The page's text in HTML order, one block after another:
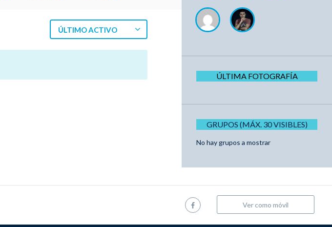
ÚLTIMO ACTIVO
ÚLTIMA FOTOGRAFÍA
GRUPOS (MÁX. 30 VISIBLES)
No hay grupos a mostrar